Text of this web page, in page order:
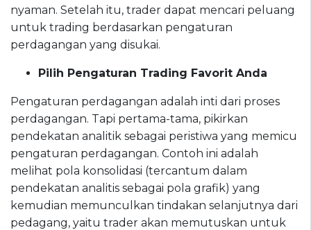
nyaman. Setelah itu, trader dapat mencari peluang
untuk trading berdasarkan pengaturan
perdagangan yang disukai.
Pilih Pengaturan Trading Favorit Anda
Pengaturan perdagangan adalah inti dari proses
perdagangan. Tapi pertama-tama, pikirkan
pendekatan analitik sebagai peristiwa yang memicu
pengaturan perdagangan. Contoh ini adalah
melihat pola konsolidasi (tercantum dalam
pendekatan analitis sebagai pola grafik) yang
kemudian memunculkan tindakan selanjutnya dari
pedagang, yaitu trader akan memutuskan untuk